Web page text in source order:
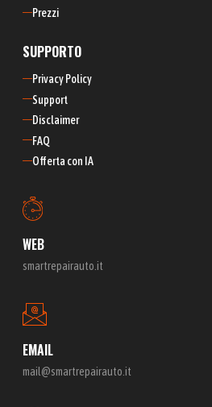
Prezzi
SUPPORTO
Privacy Policy
Support
Disclaimer
FAQ
Offerta con IA
WEB
smartrepairauto.it
EMAIL
mail@smartrepairauto.it